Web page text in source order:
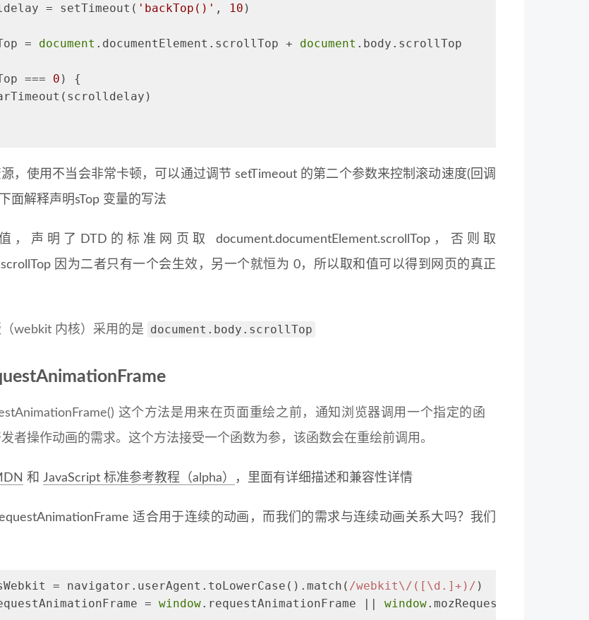
= setTimeout(
'backTop()' , 10 )
= document .documentElement.scrollTop + document .body.scrollTop
=== 0 ) {
，使用不当会非常卡顿，可以通过调节 setTimeout 的第二个参数来控制滚动速度(回调
面解释声明sTop 变量的写法
，声明了DTD的标准网页取 document.documentElement.scrollTop，否则取
因为二者只有一个会生效，另一个就恒为 0，所以取和值可以得到网页的真正
webkit 内核）采用的是 document.body.scrollTop
这个方法是用来在页面重绘之前，通知浏览器调用一个指定的函
者操作动画的需求。这个方法接受一个函数为参，该函数会在重绘前调用。
和 JavaScript 标准参考教程（alpha） ，里面有详细描述和兼容性详情
适合用于连续的动画，而我们的需求与连续动画关系大吗？我们
= navigator.userAgent.toLowerCase().match( /webkit\/([\d.]+)/ )
= window.requestAnimationFrame || window